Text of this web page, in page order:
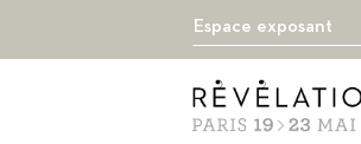
Espace exposant